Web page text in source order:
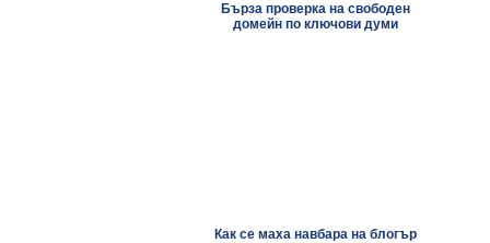
Бърза проверка на свободен
домейн по ключови думи
Как се маха навбара на блогър